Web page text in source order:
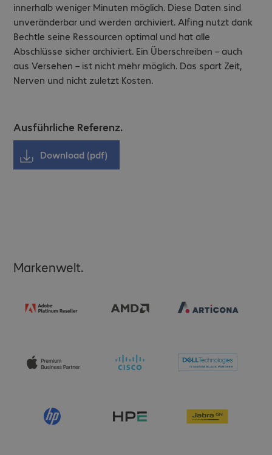
innerhalb weniger Minuten möglich. Diese Daten sind
unveränderbar und werden archiviert. Alfing nutzt dank
Bechtle seine Ressourcen optimal und hat alle
Abschlüsse sicher archiviert. Ein Überschreiben – auch
aus Versehen – ist nicht mehr möglich. Das spart Zeit,
Nerven und nicht zuletzt Kosten.
Ausführliche Referenz.
Download (pdf)
Markenwelt.